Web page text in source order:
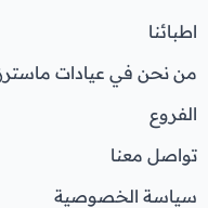
اطبائنا
من نحن في عيادات ماسترز
الفروع
تواصل معنا
سياسة الخصوصية